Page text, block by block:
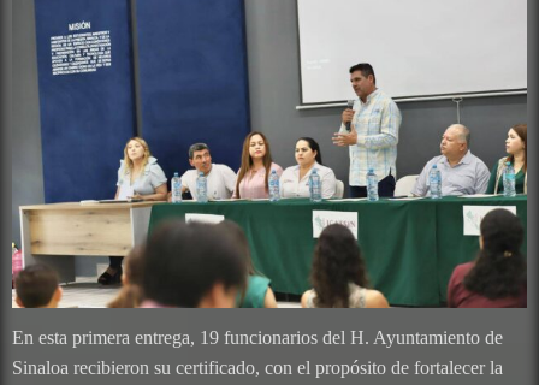
En esta primera entrega, 19 funcionarios del H. Ayuntamiento de
Sinaloa recibieron su certificado, con el propósito de fortalecer la